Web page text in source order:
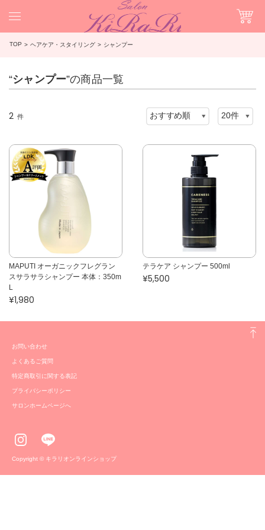
TOP ヘアケア・スタイリング シャンプー
“シャンプー”の商品一覧
2 件
MAPUTI オーガニックフレグラン
スサラサラシャンプー 本体：350m
L
¥1,980
テラケア シャンプー 500ml
¥5,500
お問い合わせ
よくあるご質問
特定商取引に関する表記
プライバシーポリシー
サロンホームページへ
Copyright © キラリオンラインショップ